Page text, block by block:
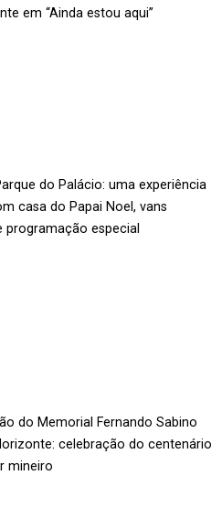
em “Ainda estou aqui”
do Palácio: uma experiência
casa do Papai Noel, vans
programação especial
do Memorial Fernando Sabino
celebração do centenário
mineiro